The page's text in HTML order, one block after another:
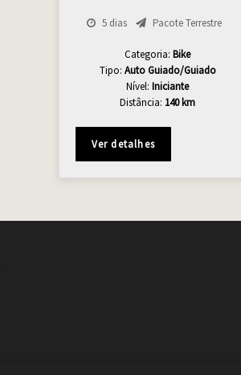
5 dias Pacote Terrestre
Categoria:Bike
Tipo: Auto Guiado/Guiado
Nível:Iniciante
Distância: 140 km
Ver detalhes